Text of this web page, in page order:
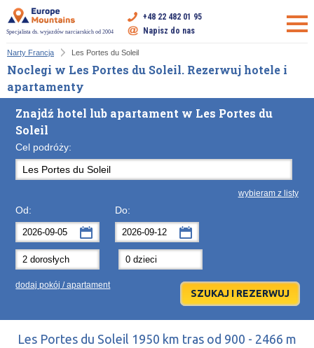
Specjalista ds. wyjazdów narciarskich od 2004
+48 22 482 01 95
Napisz do nas
Narty Francja Les Portes du Soleil
Noclegi w Les Portes du Soleil. Rezerwuj hotele i
apartamenty
Znajdź hotel lub apartament w Les Portes du
Soleil
Cel podróży:
wybieram z listy
Od:
wrzesień 2026
Po Wt Śr Cz
31 1 4 5 6
11 12 13
14 15 16 18 19
Do:
Po Wt
1 2 3
8 9 10
14 15 16 17
dodaj pokój / apartament
Les Portes du Soleil 1950 km tras od 900 - 2466 m